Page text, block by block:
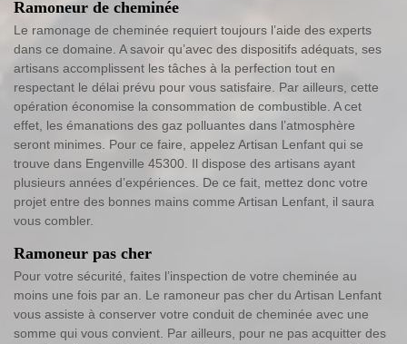
Ramoneur de cheminée
Le ramonage de cheminée requiert toujours l’aide des experts
dans ce domaine. A savoir qu’avec des dispositifs adéquats, ses
artisans accomplissent les tâches à la perfection tout en
respectant le délai prévu pour vous satisfaire. Par ailleurs, cette
opération économise la consommation de combustible. A cet
effet, les émanations des gaz polluantes dans l’atmosphère
seront minimes. Pour ce faire, appelez Artisan Lenfant qui se
trouve dans Engenville 45300. Il dispose des artisans ayant
plusieurs années d’expériences. De ce fait, mettez donc votre
projet entre des bonnes mains comme Artisan Lenfant, il saura
vous combler.
Ramoneur pas cher
Pour votre sécurité, faites l’inspection de votre cheminée au
moins une fois par an. Le ramoneur pas cher du Artisan Lenfant
vous assiste à conserver votre conduit de cheminée avec une
somme qui vous convient. Par ailleurs, pour ne pas acquitter des